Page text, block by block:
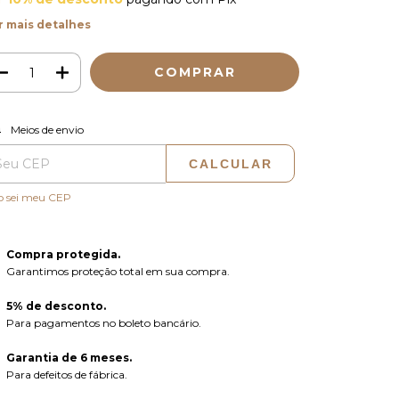
mais detalhes
para o CEP:
Meios de envio
CALCULAR
sei meu CEP
Compra protegida.
Garantimos proteção total em sua compra.
5% de desconto.
Para pagamentos no boleto bancário.
Garantia de 6 meses.
Para defeitos de fábrica.